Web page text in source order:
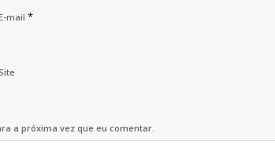
mail *
a próxima vez que eu comentar.